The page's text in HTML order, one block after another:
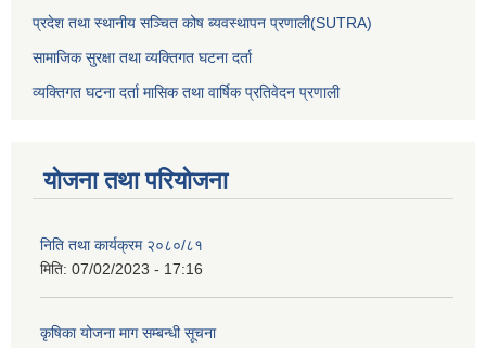
प्रदेश तथा स्थानीय सञ्चित कोष ब्यवस्थापन प्रणाली(SUTRA)
सामाजिक सुरक्षा तथा व्यक्तिगत घटना दर्ता
व्यक्तिगत घटना दर्ता मासिक तथा वार्षिक प्रतिवेदन प्रणाली
योजना तथा परियोजना
निति तथा कार्यक्रम २०८०/८१
मिति: 07/02/2023 - 17:16
कृषिका योजना माग सम्बन्धी सूचना